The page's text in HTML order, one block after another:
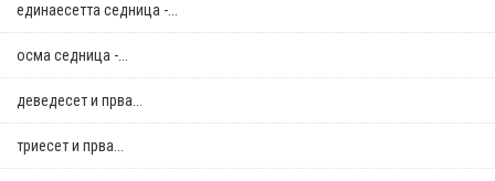
единаесетта седница -...
осма седница -...
деведесет и прва...
триесет и прва...